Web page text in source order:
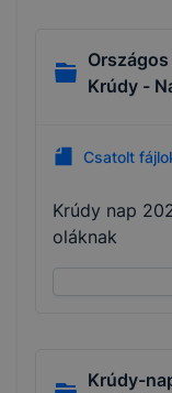
Krúdy -
Csatolt
Krúdy nap
oláknak
Krúdy-